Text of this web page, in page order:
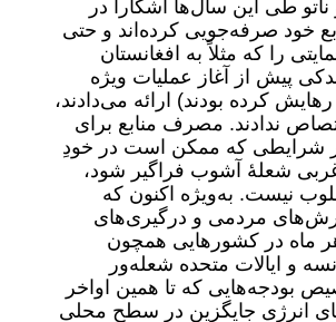
و ناتو طی این سال‌ها آشکارا در
خود صرفه‌جویی کرده‌اند و حتی
را که مثلاً به افغانستان
پیش از آغاز عملیات ویژه
کرده بودند) ارائه می‌دادند،
ندادند. مصرف منابع برای
در شرایطی که ممکن است در خودِ
شعلۀ آشوب فراگیر شود،
نیست. به‌ویژه اکنون که
مردمی و درگیری‌های
هر ماه در کشورهایی همچون
و ایالات متحده شعله‌ور
بودجه‌هایی که تا همین اواخر
انرژی جایگزین در سطح محلی